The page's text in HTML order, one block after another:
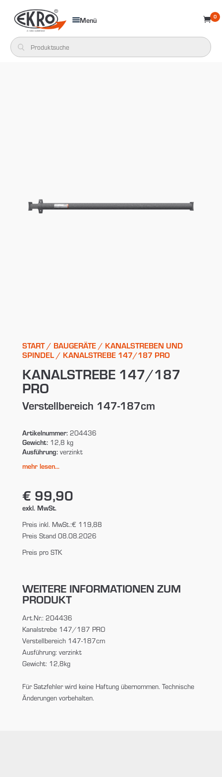
Menü  0
START/ BAUGERÄTE/ KANALSTREBEN UND
SPINDEL/ KANALSTREBE 147/187 PRO
KANALSTREBE 147/187
PRO
Verstellbereich 147-187cm
Artikelnummer:204436
Gewicht:12,8 kg
Ausführung:verzinkt
mehr lesen...
€ 99,90
exkl. MwSt.
Preis inkl. MwSt.:€ 119,88
Preis Stand 08.08.2026
Preis pro STK
WEITERE INFORMATIONEN ZUM
PRODUKT
Art.Nr.: 204436
Kanalstrebe 147/187 PRO
Verstellbereich 147-187cm
Ausführung: verzinkt
Gewicht: 12,8kg
Für Satzfehler wird keine Haftung übernommen. Technische
Änderungen vorbehalten.